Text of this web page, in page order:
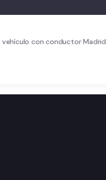
vehículo con conductor Madrid